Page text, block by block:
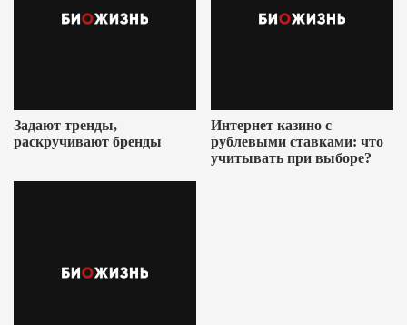
Задают тренды,
раскручивают бренды
Интернет казино с
рублевыми ставками: что
учитывать при выборе?